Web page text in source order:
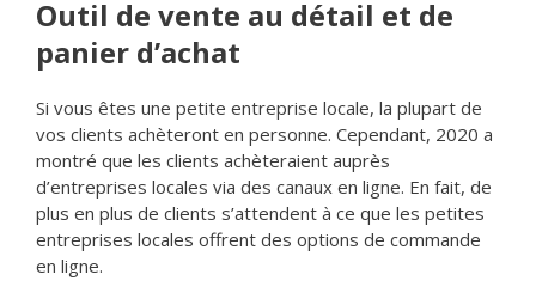
Outil de vente au détail et de
panier d’achat
Si vous êtes une petite entreprise locale, la plupart de
vos clients achèteront en personne. Cependant, 2020 a
montré que les clients achèteraient auprès
d’entreprises locales via des canaux en ligne. En fait, de
plus en plus de clients s’attendent à ce que les petites
entreprises locales offrent des options de commande
en ligne.